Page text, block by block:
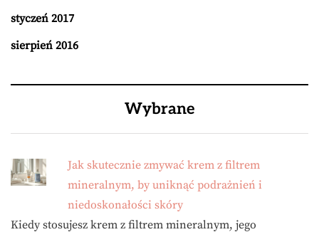
styczeń 2017
sierpień 2016
Wybrane
Jak skutecznie zmywać krem z filtrem
mineralnym, by uniknąć podrażnień i
niedoskonałości skóry
Kiedy stosujesz krem z filtrem mineralnym, jego